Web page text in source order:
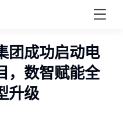
团成功启动电
，数智赋能全
升级